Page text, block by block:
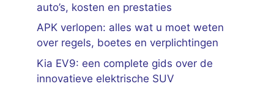
auto’s, kosten en prestaties
APK verlopen: alles wat u moet weten
over regels, boetes en verplichtingen
Kia EV9: een complete gids over de
innovatieve elektrische SUV